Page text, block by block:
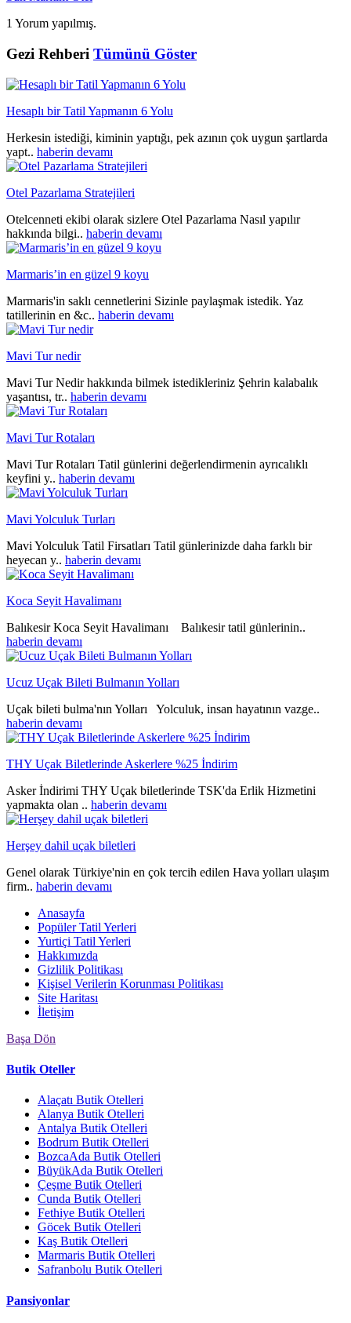
1 Yorum yapılmış.
Gezi Rehberi Tümünü Göster
Hesaplı bir Tatil Yapmanın 6 Yolu
Herkesin istediği, kiminin yaptığı, pek azının çok uygun şartlarda
yapt.. haberin devamı
Otel Pazarlama Stratejileri
Otelcenneti ekibi olarak sizlere Otel Pazarlama Nasıl yapılır
hakkında bilgi.. haberin devamı
Marmaris’in en güzel 9 koyu
Marmaris'in saklı cennetlerini Sizinle paylaşmak istedik. Yaz
tatillerinin en &c.. haberin devamı
Mavi Tur nedir
Mavi Tur Nedir hakkında bilmek istedikleriniz Şehrin kalabalık
yaşantısı, tr.. haberin devamı
Mavi Tur Rotaları
Mavi Tur Rotaları Tatil günlerini değerlendirmenin ayrıcalıklı
keyfini y.. haberin devamı
Mavi Yolculuk Turları
Mavi Yolculuk Tatil Firsatları Tatil günlerinizde daha farklı bir
heyecan y.. haberin devamı
Koca Seyit Havalimanı
Balıkesir Koca Seyit Havalimanı Balıkesir tatil günlerinin..
haberin devamı
Ucuz Uçak Bileti Bulmanın Yolları
Uçak bileti bulma'nın Yolları Yolculuk, insan hayatının vazge..
haberin devamı
THY Uçak Biletlerinde Askerlere %25 İndirim
Asker İndirimi THY Uçak biletlerinde TSK'da Erlik Hizmetini
yapmakta olan .. haberin devamı
Herşey dahil uçak biletleri
Genel olarak Türkiye'nin en çok tercih edilen Hava yolları ulaşım
firm.. haberin devamı
Anasayfa
Popüler Tatil Yerleri
Yurtiçi Tatil Yerleri
Hakkımızda
Gizlilik Politikası
Kişisel Verilerin Korunması Politikası
Site Haritası
İletişim
Başa Dön
Butik Oteller
Alaçatı Butik Otelleri
Alanya Butik Otelleri
Antalya Butik Otelleri
Bodrum Butik Otelleri
BozcaAda Butik Otelleri
BüyükAda Butik Otelleri
Çeşme Butik Otelleri
Cunda Butik Otelleri
Fethiye Butik Otelleri
Göcek Butik Otelleri
Kaş Butik Otelleri
Marmaris Butik Otelleri
Safranbolu Butik Otelleri
Pansiyonlar